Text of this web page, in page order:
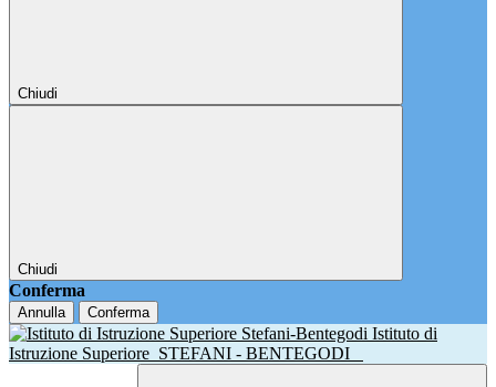
Chiudi
Chiudi
Conferma
Annulla Conferma
Istituto di
Istruzione Superiore STEFANI - BENTEGODI